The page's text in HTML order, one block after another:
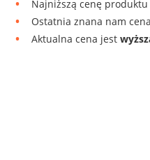
Najniższą cenę
Ostatnia znana nam
Aktualna cena jest